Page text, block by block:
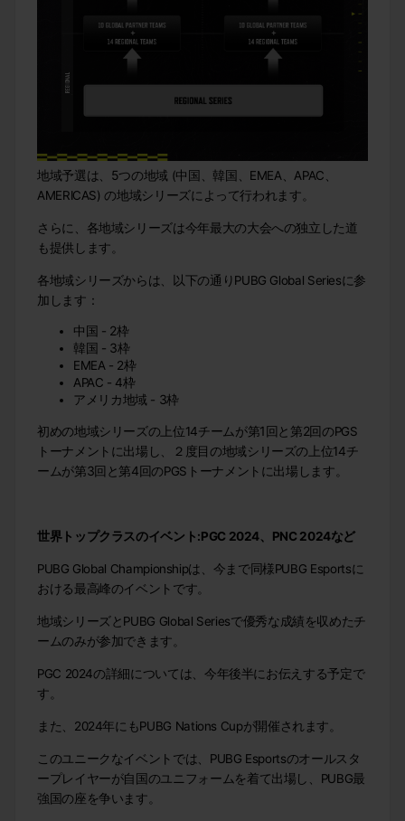
地域予選は、5つの地域 (中国、韓国、EMEA、APAC、
AMERICAS) の地域シリーズによって行われます。
さらに、各地域シリーズは今年最大の大会への独立した道
も提供します。
各地域シリーズからは、以下の通りPUBG Global Seriesに参
加します：
中国 - 2枠
韓国 - 3枠
EMEA - 2枠
APAC - 4枠
アメリカ地域 - 3枠
初めの地域シリーズの上位14チームが第1回と第2回のPGS
トーナメントに出場し、２度目の地域シリーズの上位14チ
ームが第3回と第4回のPGSトーナメントに出場します。
世界トップクラスのイベント:PGC 2024、 PNC 2024など
PUBG Global Championshipは、今まで同様PUBG Esportsに
おける最高峰のイベントです。
地域シリーズとPUBG Global Seriesで優秀な成績を収めたチ
ームのみが参加できます。
PGC 2024の詳細については、今年後半にお伝えする予定で
す。
また、2024年にもPUBG Nations Cupが開催されます。
このユニークなイベントでは、PUBG Esportsのオールスタ
ープレイヤーが自国のユニフォームを着て出場し、PUBG最
強国の座を争います。